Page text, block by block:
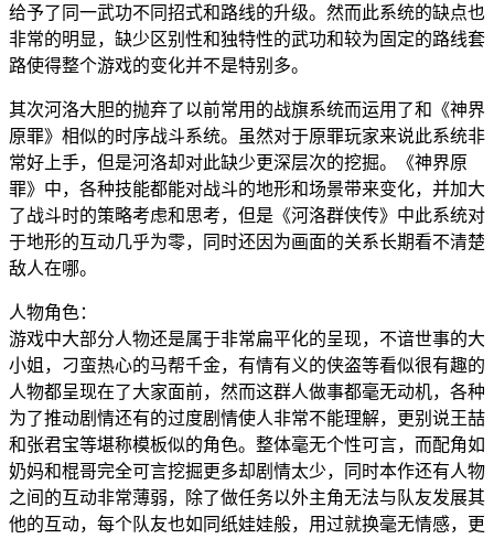
给予了同一武功不同招式和路线的升级。然而此系统的缺点也
非常的明显，缺少区别性和独特性的武功和较为固定的路线套
路使得整个游戏的变化并不是特别多。
其次河洛大胆的抛弃了以前常用的战旗系统而运用了和《神界
原罪》相似的时序战斗系统。虽然对于原罪玩家来说此系统非
常好上手，但是河洛却对此缺少更深层次的挖掘。《神界原
罪》中，各种技能都能对战斗的地形和场景带来变化，并加大
了战斗时的策略考虑和思考，但是《河洛群侠传》中此系统对
于地形的互动几乎为零，同时还因为画面的关系长期看不清楚
敌人在哪。
人物角色：
游戏中大部分人物还是属于非常扁平化的呈现，不谙世事的大
小姐，刁蛮热心的马帮千金，有情有义的侠盗等看似很有趣的
人物都呈现在了大家面前，然而这群人做事都毫无动机，各种
为了推动剧情还有的过度剧情使人非常不能理解，更别说王喆
和张君宝等堪称模板似的角色。整体毫无个性可言，而配角如
奶妈和棍哥完全可言挖掘更多却剧情太少，同时本作还有人物
之间的互动非常薄弱，除了做任务以外主角无法与队友发展其
他的互动，每个队友也如同纸娃娃般，用过就换毫无情感，更